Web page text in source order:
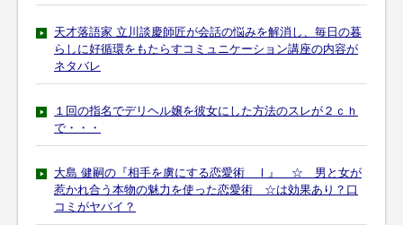
天才落語家 立川談慶師匠が会話の悩みを解消し、毎日の暮
らしに好循環をもたらすコミュニケーション講座の内容が
ネタバレ
１回の指名でデリヘル嬢を彼女にした方法のスレが２ｃｈ
で・・・
大島 健嗣の『相手を虜にする恋愛術 Ⅰ』 ☆ 男と女が
惹かれ合う本物の魅力を使った恋愛術 ☆は効果あり？口
コミがヤバイ？